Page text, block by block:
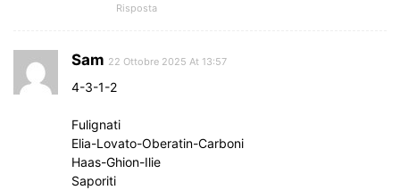
Risposta
Sam 22 Ottobre 2025 At 13:57
4-3-1-2
Fulignati
Elia-Lovato-Oberatin-Carboni
Haas-Ghion-Ilie
Saporiti